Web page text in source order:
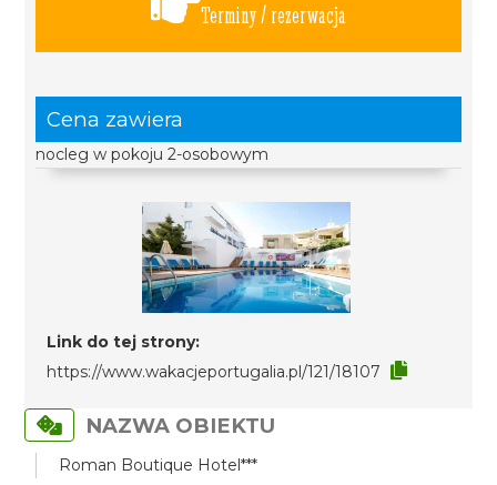
Terminy / rezerwacja
Cena zawiera
nocleg w pokoju 2-osobowym
Link do tej strony:
https://www.wakacjeportugalia.pl/121/18107
NAZWA OBIEKTU
Roman Boutique Hotel***